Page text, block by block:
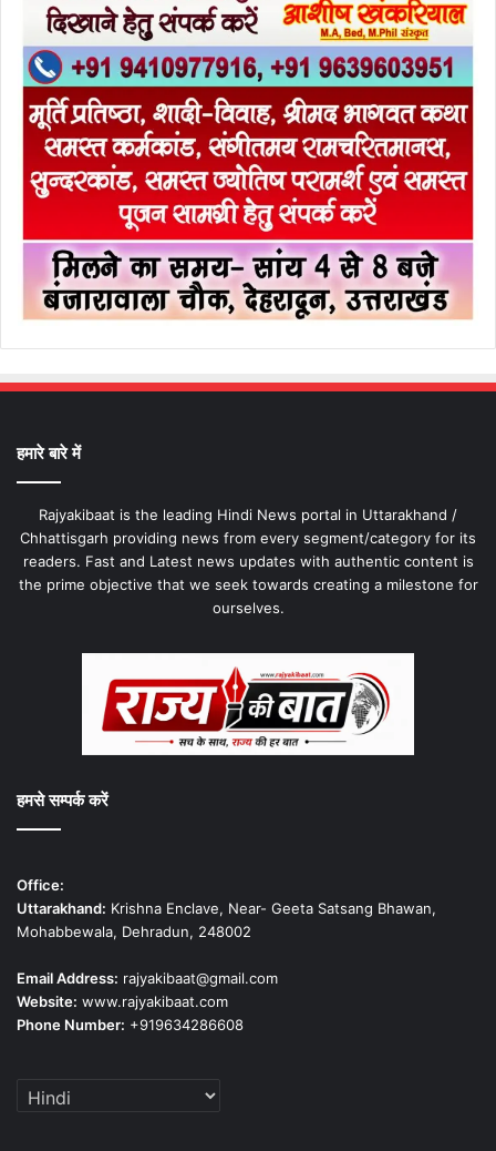
हमारे बारे में
Rajyakibaat is the leading Hindi News portal in Uttarakhand /
Chhattisgarh providing news from every segment/category for its
readers. Fast and Latest news updates with authentic content is
the prime objective that we seek towards creating a milestone for
ourselves.
हमसे सम्पर्क करें
Office:
Uttarakhand: Krishna Enclave, Near- Geeta Satsang Bhawan,
Mohabbewala, Dehradun, 248002
Email Address: rajyakibaat@gmail.com
Website: www.rajyakibaat.com
Phone Number: +919634286608